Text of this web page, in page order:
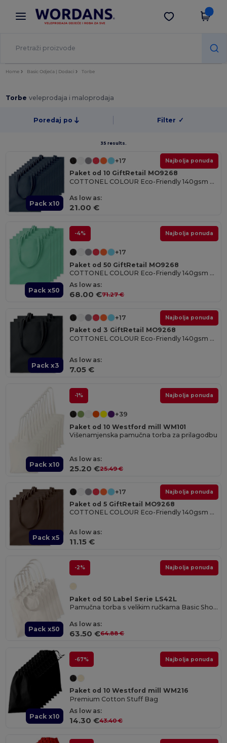
× Aplikacija Wordans
Bolje cijene u aplikaciji!
Preuzmi app
Home Basic Odjeća | Dodaci Torbe
Torbeveleprodaja i maloprodaja
Poredaj po Filter ✓
35 results.
Pack x10
Najbolja ponuda
+17
Paket od 10 GiftRetail MO9268
COTTONEL COLOUR Eco-Friendly 140gsm Cotton Shopping Tote Bag
As low as:
21.00 €
Pack x50
-4% Najbolja ponuda
+17
Paket od 50 GiftRetail MO9268
COTTONEL COLOUR Eco-Friendly 140gsm Cotton Shopping Tote Bag
As low as:
68.00 €71.27 €
Pack x3
Najbolja ponuda
+17
Paket od 3 GiftRetail MO9268
COTTONEL COLOUR Eco-Friendly 140gsm Cotton Shopping Tote Bag
As low as:
7.05 €
Pack x10
-1% Najbolja ponuda
+39
Paket od 10 Westford mill WM101
Višenamjenska pamučna torba za prilagodbu
As low as:
25.20 €25.49 €
Pack x5
Najbolja ponuda
+17
Paket od 5 GiftRetail MO9268
COTTONEL COLOUR Eco-Friendly 140gsm Cotton Shopping Tote Bag
As low as:
11.15 €
Pack x50
-2% Najbolja ponuda
Paket od 50 Label Serie LS42L
Pamučna torba s velikim ručkama Basic Shopper
As low as:
63.50 €64.88 €
Pack x10
-67% Najbolja ponuda
Paket od 10 Westford mill WM216
Premium Cotton Stuff Bag
As low as:
14.30 €43.40 €